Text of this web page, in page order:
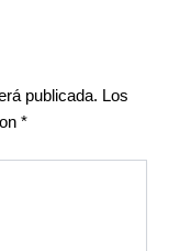
publicada. Los
*